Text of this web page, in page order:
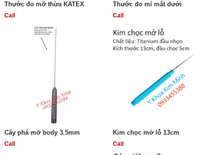
Thước đo mỡ thừa KATEX
Call
Thước đo mí mắt dưới
Call
Cây phá mỡ body 3.5mm
Call
Kim chọc mở lỗ 13cm
Call